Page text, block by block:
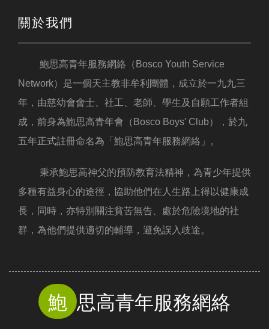
關於我們
鮑思高青年服務網絡（Bosco Youth Service
Network）是一個天主教非牟利團體，成立於一九九三
年，由慈幼會會士、社工、老師、學生及自願工作者組
成，前身為鮑思高青年會（Bosco Boys' Club），於九
五年正式註冊命名為「鮑思高青年服務網絡」。
秉承鮑思高神父的預防教育法精神，為青少年提供
多種有益身心的途徑，協助他們在人生路上得以健康成
長，同時，亦特別關注貧苦無告、處於危險境地的社
群，為他們提供適切的輔導，避免誤入歧途。
鮑 思高青年服務網絡